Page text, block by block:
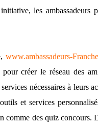
les ambassadeurs
www.ambassadeurs-
créer le réseau des
nécessaires à leurs
et services
comme des quiz concours.